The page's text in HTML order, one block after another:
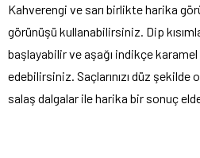
Kahverengi ve sarı birlikte harika
görünüşü kullanabilirsiniz. Dip
başlayabilir ve aşağı indikçe
edebilirsiniz. Saçlarınızı düz şekilde
salaş dalgalar ile harika bir sonuç